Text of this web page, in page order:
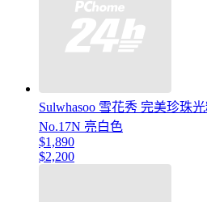
Sulwhasoo 雪花秀 完美珍珠
No.17N 亮白色
$1,890
$2,200